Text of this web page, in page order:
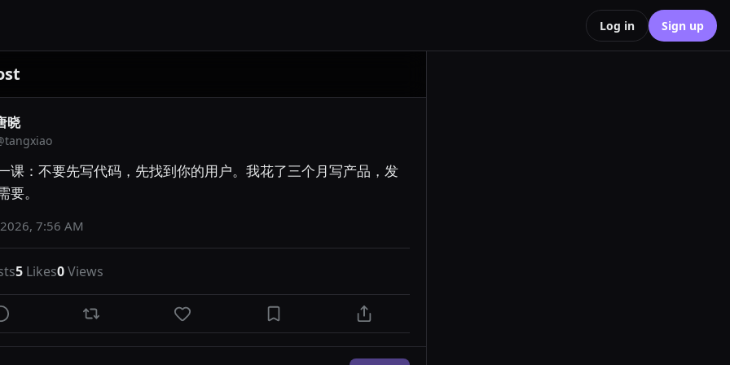
Log in Sign up
晓
tangxiao
课：不要先写代码，先找到你的用户。我花了三个月写产品，发
要。
7:56 AM
5 Likes0Views